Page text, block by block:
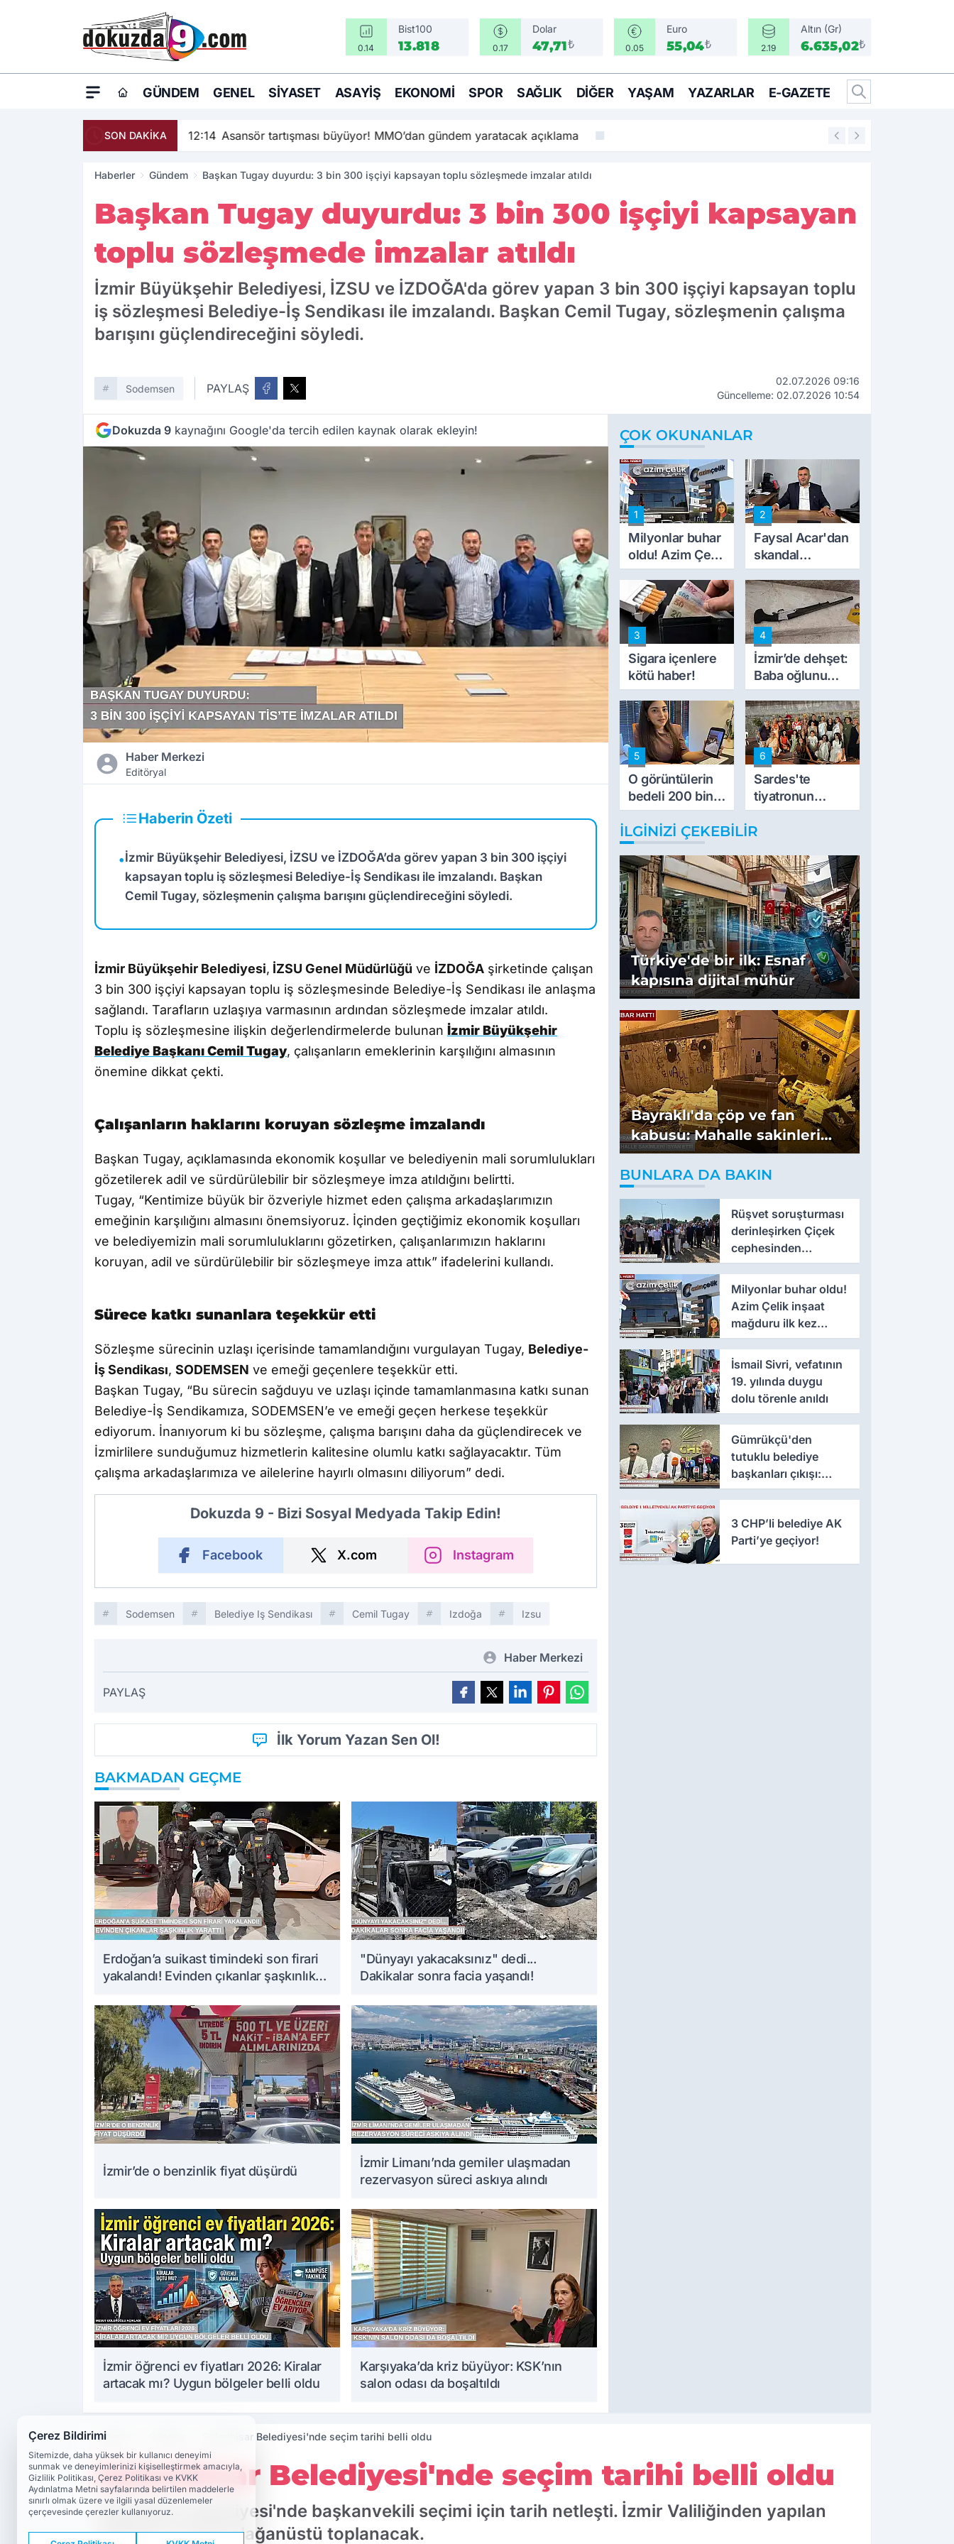
0.14
Bist100
13.818 0.17
Dolar
47,71₺ 0.05
Euro
55,04₺ 2.19
Altın (Gr)
6.635,02₺
GÜNDEM GENEL SIYASET ASAYIŞ EKONOMI SPOR SAĞLIK DIĞER YAŞAM YAZARLAR E-GAZETE
SON DAKİKA 12:14 Asansör tartışması büyüyor! MMO’dan gündem yaratacak açıklama 11:36
Haberler Gündem Başkan Tugay duyurdu: 3 bin 300 işçiyi kapsayan toplu sözleşmede imzalar atıldı
Başkan Tugay duyurdu: 3 bin 300 işçiyi kapsayan
toplu sözleşmede imzalar atıldı
İzmir Büyükşehir Belediyesi, İZSU ve İZDOĞA'da görev yapan 3 bin 300 işçiyi kapsayan toplu
iş sözleşmesi Belediye-İş Sendikası ile imzalandı. Başkan Cemil Tugay, sözleşmenin çalışma
barışını güçlendireceğini söyledi.
Sodemsen PAYLAŞ
02.07.2026 09:16
Güncelleme: 02.07.2026 10:54
Dokuzda 9 kaynağını Google'da tercih edilen kaynak olarak ekleyin!
Haber Merkezi
Editöryal
Haberin Özeti
•İzmir Büyükşehir Belediyesi, İZSU ve İZDOĞA’da görev yapan 3 bin 300 işçiyi
kapsayan toplu iş sözleşmesi Belediye-İş Sendikası ile imzalandı. Başkan
Cemil Tugay, sözleşmenin çalışma barışını güçlendireceğini söyledi.
İzmir Büyükşehir Belediyesi, İZSU Genel Müdürlüğü ve İZDOĞA şirketinde çalışan
3 bin 300 işçiyi kapsayan toplu iş sözleşmesinde Belediye-İş Sendikası ile anlaşma
sağlandı. Tarafların uzlaşıya varmasının ardından sözleşmede imzalar atıldı.
Toplu iş sözleşmesine ilişkin değerlendirmelerde bulunan İzmir Büyükşehir
Belediye Başkanı Cemil Tugay, çalışanların emeklerinin karşılığını almasının
önemine dikkat çekti.
Çalışanların haklarını koruyan sözleşme imzalandı
Başkan Tugay, açıklamasında ekonomik koşullar ve belediyenin mali sorumlulukları
gözetilerek adil ve sürdürülebilir bir sözleşmeye imza atıldığını belirtti.
Tugay, “Kentimize büyük bir özveriyle hizmet eden çalışma arkadaşlarımızın
emeğinin karşılığını almasını önemsiyoruz. İçinden geçtiğimiz ekonomik koşulları
ve belediyemizin mali sorumluluklarını gözetirken, çalışanlarımızın haklarını
koruyan, adil ve sürdürülebilir bir sözleşmeye imza attık” ifadelerini kullandı.
Sürece katkı sunanlara teşekkür etti
Sözleşme sürecinin uzlaşı içerisinde tamamlandığını vurgulayan Tugay, Belediye-
İş Sendikası, SODEMSEN ve emeği geçenlere teşekkür etti.
Başkan Tugay, “Bu sürecin sağduyu ve uzlaşı içinde tamamlanmasına katkı sunan
Belediye-İş Sendikamıza, SODEMSEN’e ve emeği geçen herkese teşekkür
ediyorum. İnanıyorum ki bu sözleşme, çalışma barışını daha da güçlendirecek ve
İzmirlilere sunduğumuz hizmetlerin kalitesine olumlu katkı sağlayacaktır. Tüm
çalışma arkadaşlarımıza ve ailelerine hayırlı olmasını diliyorum” dedi.
Dokuzda 9 - Bizi Sosyal Medyada Takip Edin!
Facebook X.com Instagram
Sodemsen Belediye Iş Sendikası Cemil Tugay Izdoğa Izsu
Haber Merkezi
PAYLAŞ
İlk Yorum Yazan Sen Ol!
BAKMADAN GEÇME
Erdoğan’a suikast timindeki son firari
yakalandı! Evinden çıkanlar şaşkınlık
"Dünyayı yakacaksınız" dedi...
Dakikalar sonra facia yaşandı!
İzmir’de o benzinlik fiyat düşürdü
İzmir Limanı’nda gemiler ulaşmadan
rezervasyon süreci askıya alındı
İzmir öğrenci ev fiyatları 2026: Kiralar
artacak mı? Uygun bölgeler belli oldu
Karşıyaka’da kriz büyüyor: KSK’nın
salon odası da boşaltıldı
ÇOK OKUNANLAR
1
Milyonlar buhar
oldu! Azim Çelik
inşaat mağduru
ilk kez konuştu
2
Faysal Acar'dan
skandal
açıklamalar:
'Haluk Levent
peynircilerimizi
de kıskaca aldı,
müdahale ettik'
3
Sigara içenlere
kötü haber!
4
İzmir’de dehşet:
Baba oğlunu
vurdu
5
O görüntülerin
bedeli 200 bin
TL
6
Sardes'te
tiyatronun
imece ruhu
binlerce yıllık
İLGINIZI ÇEKEBILIR
Türkiye'de bir ilk: Esnaf
kapısına dijital mühür
Bayraklı'da çöp ve fan
kabusu: Mahalle sakinleri
isyan etti
BUNLARA DA BAKIN
Rüşvet soruşturması
derinleşirken Çiçek
cephesinden
'montaj' savunması
Milyonlar buhar oldu!
Azim Çelik inşaat
mağduru ilk kez
konuştu
İsmail Sivri, vefatının
19. yılında duygu
dolu törenle anıldı
Gümrükçü'den
tutuklu belediye
başkanları çıkışı:
'Yıllarca iddianame
3 CHP’li belediye AK
Parti’ye geçiyor!
Haberler Seferihisar Belediyesi'nde seçim tarihi belli oldu
Seferihisar Belediyesi'nde seçim tarihi belli oldu
Seferihisar Belediyesi'nde başkanvekili seçimi için tarih netleşti. İzmir Valiliğinden yapılan
açıklama meclis olağanüstü toplanacak.
Çerez Bildirimi
Sitemizde, daha yüksek bir kullanıcı deneyimi
sunmak ve deneyimlerinizi kişiselleştirmek amacıyla,
Gizlilik Politikası, Çerez Politikası ve KVKK
Aydınlatma Metni sayfalarında belirtilen maddelerle
sınırlı olmak üzere ve ilgili yasal düzenlemeler
çerçevesinde çerezler kullanıyoruz.